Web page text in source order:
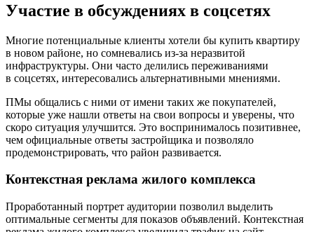
Участие в обсуждениях в соцсетях
Многие потенциальные клиенты хотели бы купить квартиру
в новом районе, но сомневались из-за неразвитой
инфраструктуры. Они часто делились переживаниями
в соцсетях, интересовались альтернативными мнениями.
ПМы общались с ними от имени таких же покупателей,
которые уже нашли ответы на свои вопросы и уверены, что
скоро ситуация улучшится. Это воспринималось позитивнее,
чем официальные ответы застройщика и позволяло
продемонстрировать, что район развивается.
Контекстная реклама жилого комплекса
Проработанный портрет аудитории позволил выделить
оптимальные сегменты для показов объявлений. Контекстная